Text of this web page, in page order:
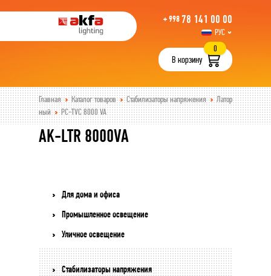
+ 998 78 141 00 00
РУС
UZB
В корзину
0
Главная Каталог товаров Стабилизаторы напряжения
Латор
ный
PC-TVC 8000 VA
AK-LTR 8000VA
Для дома и офиса
Промышленное освещение
Уличное освещение
Стабилизаторы напряжения